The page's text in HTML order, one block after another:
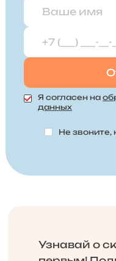
Я согласен на
данных
Не
Узнавай о